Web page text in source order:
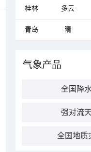
桂林 多云
青岛 晴
气象产品
全国降
强对流
全国地质